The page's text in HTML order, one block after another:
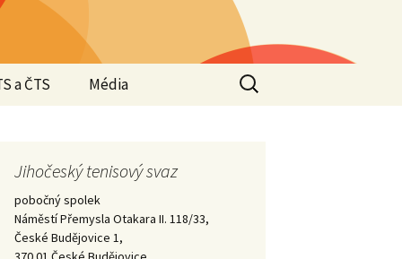
Halové oblastní
přebory 2024/2025 –
vítězové
Valná hromada JTS
2024
Krajští přeborníci –
2023
Valná hromada JTS
a ČTS Média Vyhledávání
Jihočeský tenisový svaz
pobočný spolek
Náměstí Přemysla Otakara II. 118/33,
České Budějovice 1,